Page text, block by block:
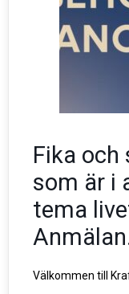
Fika
som är i
tema
Välkommen till